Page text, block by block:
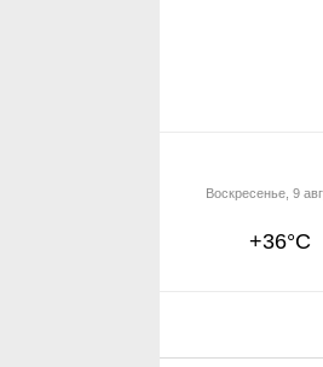
+36°C
Воскресенье, 9